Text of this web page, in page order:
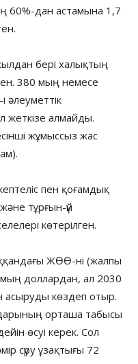
60%-дан астамына 1,7
бері халықтың
380 мың немесе
әлеуметтік
жеткізе алмайды.
жұмыссыз жас
пен қоғамдық
тұрғын-үй
көтерілген.
ЖӨӨ-ні (жалпы
мың доллардан, ал 2030
асыруды көздеп отыр.
орташа табысы
өсуі керек. Сол
сүру ұзақтығы 72